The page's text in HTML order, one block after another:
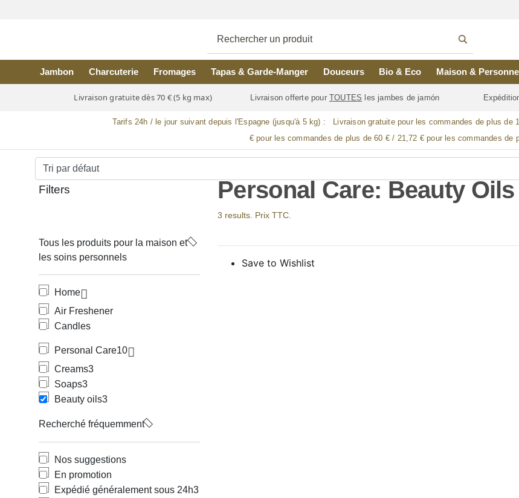
Jambon Charcuterie Fromages Tapas & Garde-Manger Douceurs Bio & Eco Maison &
Livraison gratuite dès 70 € (5 kg max) Livraison offerte pour TOUTES les jambes de jamón
Tarifs 24h / le jour suivant depuis l'Espagne (jusqu'à 5 kg) :
Livraison gratuite pour les commandes de plus
€ pour les commandes de plus de 60 € / 21,72 € pour les commandes de
Filters
Tous les produits pour la maison et
les soins personnels
Home
Air Freshener
Candles
Personal Care10
Creams3
Soaps3
Beauty oils3
Recherché fréquemment
Nos suggestions
En promotion
Expédié généralement sous 24h3
Personal Care: Beauty Oils
3 results. Prix TTC.
Save to Wishlist